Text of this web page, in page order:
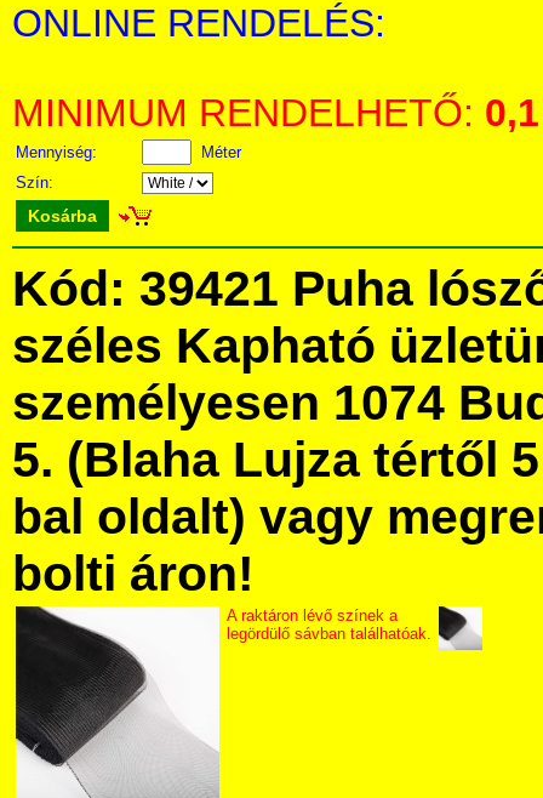
ONLINE RENDELÉS:
MINIMUM RENDELHETŐ: 0,1
Mennyiség:
Méter
Szín:
Kosárba
Kód: 39421 Puha
széles Kapható
személyesen 1074
5. (Blaha Lujza tértől
bal oldalt) vagy
bolti áron!
A raktáron lévő színek a
legördülő sávban találhatóak.